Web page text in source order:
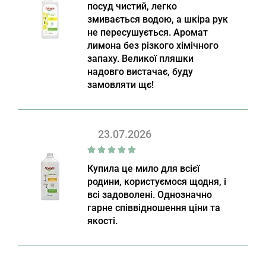
посуд чистий, легко
змивається водою, а шкіра рук
не пересушується. Аромат
лимона без різкого хімічного
запаху. Великої пляшки
надовго вистачає, буду
замовляти щє!
23.07.2026
Купила це мило для всієї
родини, користуємося щодня, і
всі задоволені. Однозначно
гарне співвідношення ціни та
якості.